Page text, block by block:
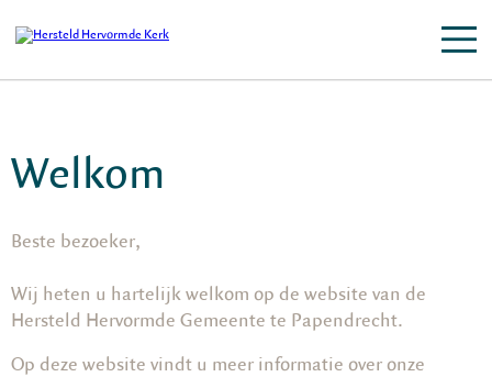
Welkom
Beste bezoeker,
Wij heten u hartelijk welkom op de website van de
Hersteld Hervormde Gemeente te Papendrecht.
Op deze website vindt u meer informatie over onze